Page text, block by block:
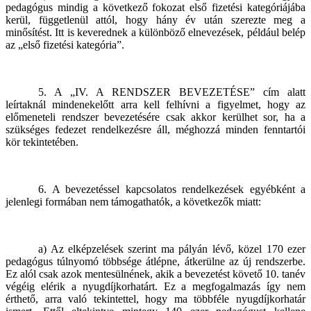
pedagógus mindig a következő fokozat első fizetési kategóriájába
kerül, függetlenül attól, hogy hány év után szerezte meg a
minősítést. Itt is keverednek a különböző elnevezések, például belép
az „első fizetési kategória”.
5. A „IV. A RENDSZER BEVEZETÉSE” cím alatt
leírtaknál mindenekelőtt arra kell felhívni a figyelmet, hogy az
előmeneteli rendszer bevezetésére csak akkor kerülhet sor, ha a
szükséges fedezet rendelkezésre áll, méghozzá minden fenntartói
kör tekintetében.
6. A bevezetéssel kapcsolatos rendelkezések egyébként a
jelenlegi formában nem támogathatók, a következők miatt:
a) Az elképzelések szerint ma pályán lévő, közel 170 ezer
pedagógus túlnyomó többsége átlépne, átkerülne az új rendszerbe.
Ez alól csak azok mentesülnének, akik a bevezetést követő 10. tanév
végéig elérik a nyugdíjkorhatárt. Ez a megfogalmazás így nem
érthető, arra való tekintettel, hogy ma többféle nyugdíjkorhatár